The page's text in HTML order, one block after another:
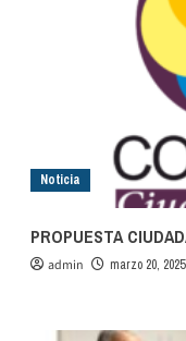
DEFENSOR
Noticia
PROPUESTA
admin marzo 20, 2025